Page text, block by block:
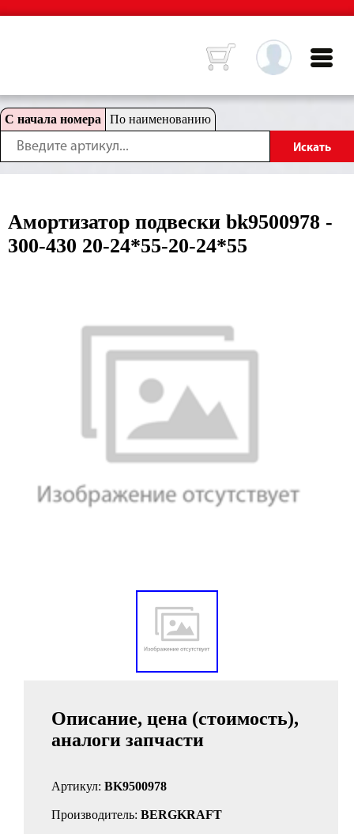
С начала номера По наименованию
Амортизатор подвески bk9500978 -
300-430 20-24*55-20-24*55
Описание, цена (стоимость),
аналоги запчасти
Артикул: BK9500978
Производитель: BERGKRAFT